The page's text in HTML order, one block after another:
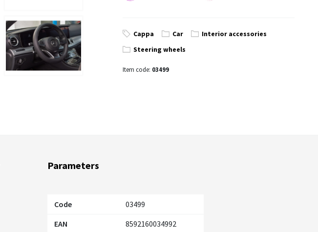
Cappa Car
Interior accessories
Steering wheels
Item code: 03499
Parameters
Code
03499
EAN
8592160034992